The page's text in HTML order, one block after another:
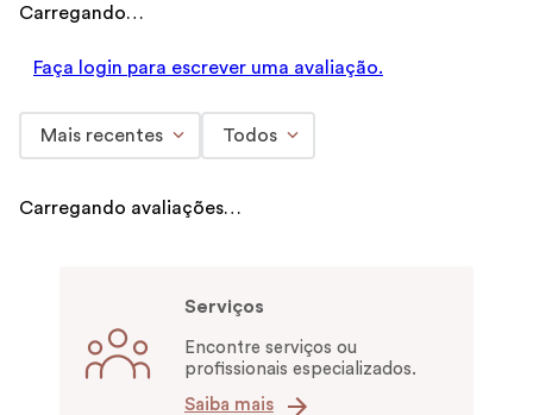
Carregando…
Faça login para escrever uma avaliação.
Mais recentes Todos
Carregando avaliações…
Serviços
Encontre serviços ou
profissionais especializados.
Saiba mais